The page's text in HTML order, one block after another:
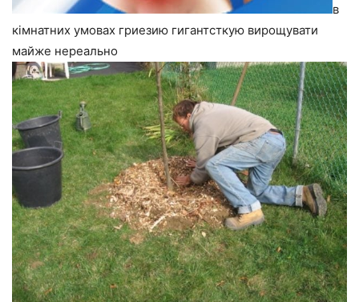
в
кімнатних умовах гриезию гигантсткую вирощувати
майже нереально